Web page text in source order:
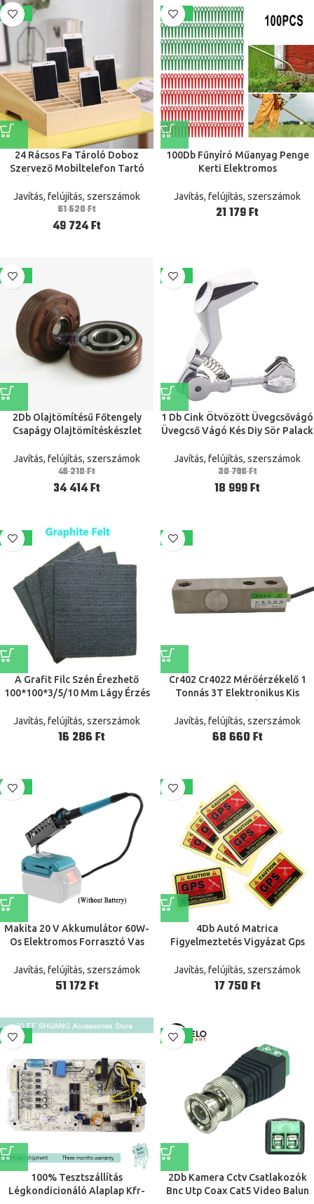
-19%
24 Rácsos Fa Tároló Doboz
Szervező Mobiltelefon Tartó
Javítás, felújítás, szerszámok
61 520Ft
49 724Ft
-36%
100Db Fűnyíró Műanyag Penge
Kerti Elektromos
Frta 20 A1 Ian 282232 Eshacter
Javítás, felújítás, szerszámok
Ft
-26%
2Db Olajtömítésű Főtengely
Csapágy Olajtömítéskészlet
235 236 Láncfűrész Alkatrészek
Javítás, felújítás, szerszámok
46 210Ft
34 414Ft
-38%
1 Db Cink Ötvözött Üvegcsővágó
Üvegcső Vágó Kés Diy Sör Palack
Vágócső Kézi Szerszám
Javítás, felújítás, szerszámok
30 796Ft
18 999Ft
-42%
A Grafit Filc Szén Érezhető
100*100*3/5/10 Mm Lágy Érzés
Grafitot Érezte Vákuumkemence
Hőmegőrzéséhez
Javítás, felújítás, szerszámok
Ft
-15%
Cr402 Cr4022 Mérőérzékelő 1
Tonnás 3T Elektronikus Kis
Terhelési Cella 5T Univerzális
Javítás, felújítás, szerszámok
Ft
-19%
Makita 20 V Akkumulátor 60W-
Os Elektromos Forrasztó Vas
Szerszám 300-500 ℃
Hőmérséklet Állítható Gyors
Javítás, felújítás, szerszámok
Ft
-40%
4Db Autó Matrica
Figyelmeztetés Vigyázat Gps
Autók Motorkerékpárok Külső
Kiegészítők Pvc Matricák
Javítás, felújítás, szerszámok
Ft
-15%
100% Tesztszállítás
Légkondicionáló Alaplap Kfr-
-42%
2Db Kamera Cctv Csatlakozók
Bnc Utp Coax Cat5 Video Balun